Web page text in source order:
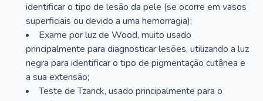
identificar o tipo de lesão da pele (se ocorre em vasos
superficiais ou devido a uma hemorragia);
Exame por luz de Wood, muito usado
principalmente para diagnosticar lesões, utilizando a luz
negra para identificar o tipo de pigmentação cutânea e
a sua extensão;
Teste de Tzanck, usado principalmente para o